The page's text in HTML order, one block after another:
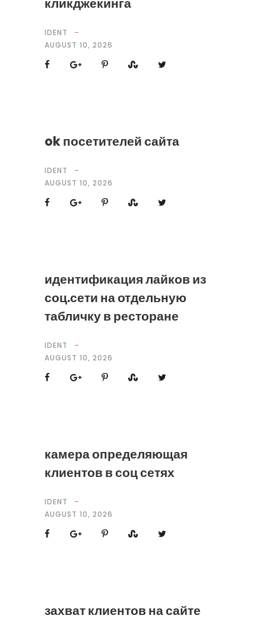
IDENT
AUGUST 10, 2026
ok посетителей сайта
IDENT
AUGUST 10, 2026
идентификация лайков из
соц.сети на отдельную
табличку в ресторане
IDENT
AUGUST 10, 2026
камера определяющая
клиентов в соц сетях
IDENT
AUGUST 10, 2026
захват клиентов на сайте